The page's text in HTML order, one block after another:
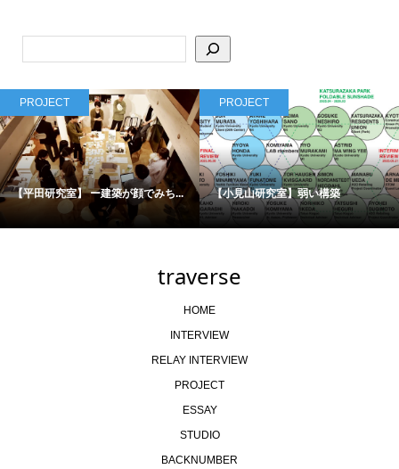
PROJECT
【平田研究室】 ー建築が顔でみち...
PROJECT
【小見山研究室】弱い構築
traverse
HOME
INTERVIEW
RELAY INTERVIEW
PROJECT
ESSAY
STUDIO
BACKNUMBER